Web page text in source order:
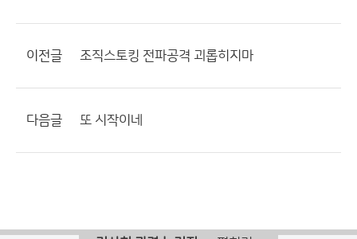
이전글 조직스토킹 전파공격 괴롭히지마
다음글 또 시작이네